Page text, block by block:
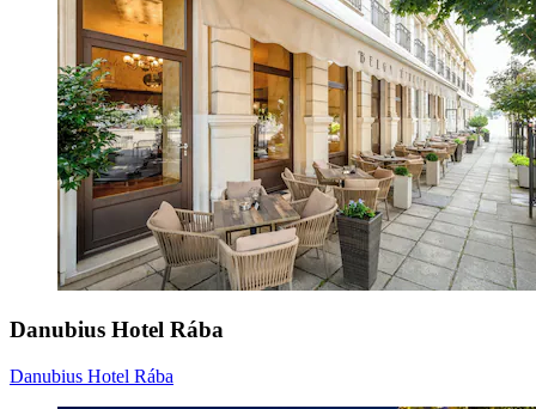
Danubius Hotel Rába
Danubius Hotel Rába